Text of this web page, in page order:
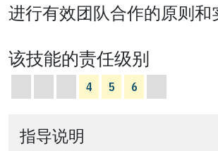
进行有效团队合作的原则和
该技能的责任级别
4 5 6
指导说明